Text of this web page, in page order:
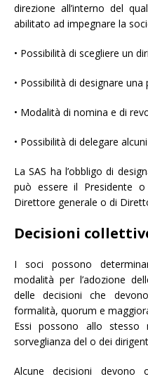
direzione all’interno del
abilitato ad impegnare la
• Possibilità di scegliere un
• Possibilità di designare
• Modalità di nomina e di
• Possibilità di delegare
La SAS ha l’obbligo di
può essere il Presidente
Direttore generale o di
Decisioni
I soci possono
modalità per l’adozione
delle decisioni che
formalità, quorum e
Essi possono allo stesso
sorveglianza del o dei
Alcune decisioni devono